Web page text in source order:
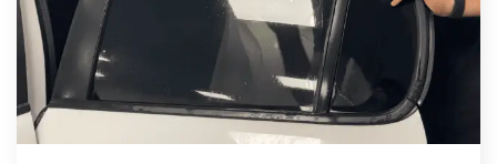
Ford
Foton